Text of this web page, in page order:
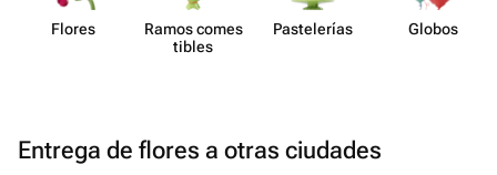
Flores
Ramos comes​
tibles
Paste​lerías Globos
Entrega de flores a otras ciudades